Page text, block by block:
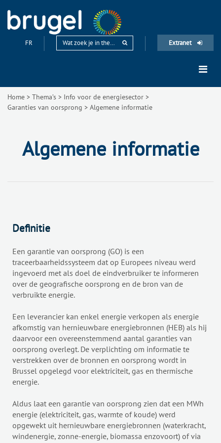
FR Extranet
Home > Thema’s > Info voor de energiesector >
Garanties van oorsprong > Algemene informatie
Algemene informatie
Definitie
Een garantie van oorsprong (GO) is een
traceerbaarheidssysteem dat op Europees niveau werd
ingevoerd met als doel de eindverbruiker te informeren
over de geografische oorsprong en de bron van de
verbruikte energie.
Een leverancier kan enkel energie verkopen als energie
afkomstig van hernieuwbare energiebronnen (HEB) als hij
daarvoor een overeenstemmend aantal garanties van
oorsprong overlegt. De verplichting om informatie te
verstrekken over de bronnen en oorsprong wordt in
Brussel opgelegd voor elektriciteit, gas en thermische
energie.
Aldus laat een garantie van oorsprong zien dat een MWh
energie (elektriciteit, gas, warmte of koude) werd
opgewekt uit hernieuwbare energiebronnen (waterkracht,
windenergie, zonne-energie, biomassa enzovoort) of via